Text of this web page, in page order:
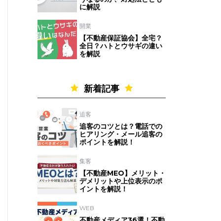
に解説
開業
【不動産保証協会】全宅？
全日？ハトとウサギの違い
を解説
新着記事
追客
追客のコツとは？電話での
ヒアリング・メール追客の
ポイントを解説！
集客
【不動産MEO】メリット・
デメリットや上位表示のポ
イントを解説！
WEB